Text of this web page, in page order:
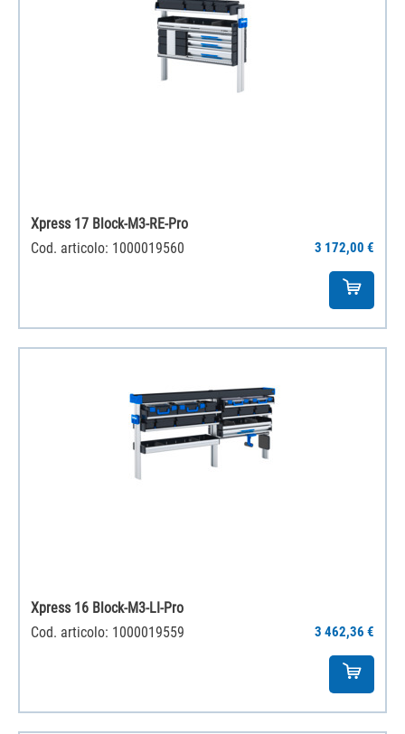
Xpress 17 Block-M3-RE-Pro
Cod. articolo: 1000019560
3 172,00 €
Xpress 16 Block-M3-LI-Pro
Cod. articolo: 1000019559
3 462,36 €